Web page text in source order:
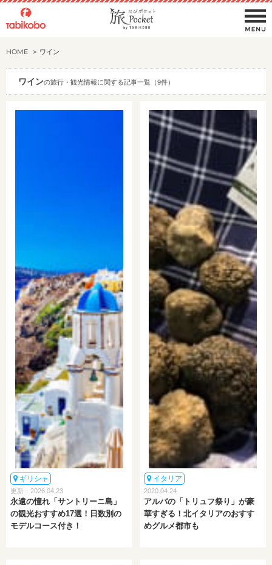
HOME ワイン
ワインの旅行・観光情報に関する記事一覧（9件）
ギリシャ
更新：2026.04.23
永遠の憧れ「サントリーニ島」
の観光おすすめ17選！日数別の
モデルコース付き！
イタリア
2020.04.24
アルバの「トリュフ祭り」が豪
華すぎる！北イタリアのおすす
めグルメ都市も